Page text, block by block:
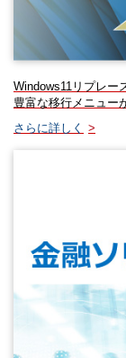
Windows11リプレー
豊富な移行メニュー
さらに詳しく >